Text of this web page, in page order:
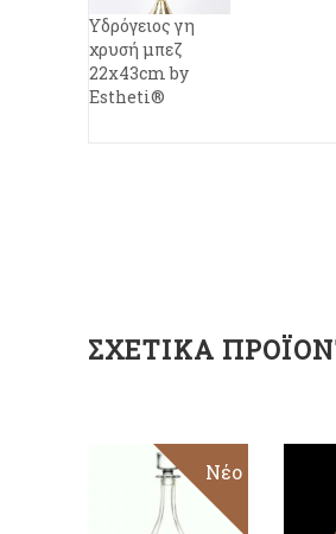
Υδρόγειος γη
χρυσή μπεζ
22x43cm by
Estheti®
ΣΧΕΤΙΚΆ
Νέο
ΠΡΟΣΘΉΚΗ
ΣΤΟ